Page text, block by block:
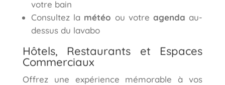
votre bain
Consultez la météo ou votre agenda au-
dessus du lavabo
Hôtels, Restaurants et Espaces
Commerciaux
Offrez une expérience mémorable à vos